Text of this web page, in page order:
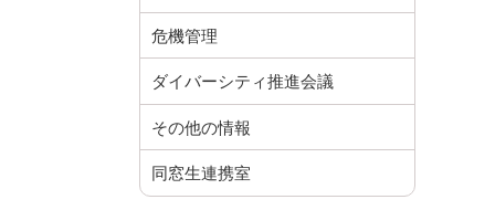
危機管理
ダイバーシティ推進会議
その他の情報
同窓生連携室